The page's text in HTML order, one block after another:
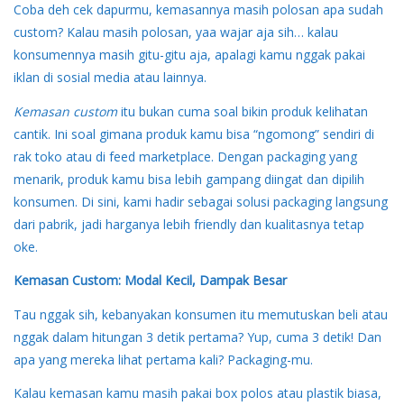
Coba deh cek dapurmu, kemasannya masih polosan apa sudah
custom? Kalau masih polosan, yaa wajar aja sih… kalau
konsumennya masih gitu-gitu aja, apalagi kamu nggak pakai
iklan di sosial media atau lainnya.
Kemasan customitu bukan cuma soal bikin produk kelihatan
cantik. Ini soal gimana produk kamu bisa “ngomong” sendiri di
rak toko atau di feed marketplace. Dengan packaging yang
menarik, produk kamu bisa lebih gampang diingat dan dipilih
konsumen. Di sini, kami hadir sebagai solusi packaging langsung
dari pabrik, jadi harganya lebih friendly dan kualitasnya tetap
oke.
Kemasan Custom: Modal Kecil, Dampak Besar
Tau nggak sih, kebanyakan konsumen itu memutuskan beli atau
nggak dalam hitungan 3 detik pertama? Yup, cuma 3 detik! Dan
apa yang mereka lihat pertama kali? Packaging-mu.
Kalau kemasan kamu masih pakai box polos atau plastik biasa,